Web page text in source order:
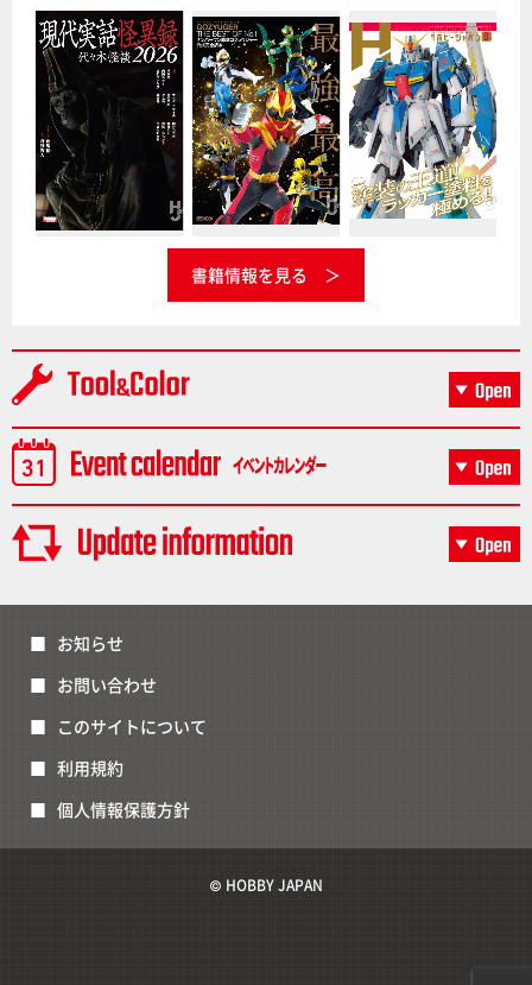
書籍情報を見る
お知らせ
お問い合わせ
このサイトについて
利用規約
個人情報保護方針
© HOBBY JAPAN